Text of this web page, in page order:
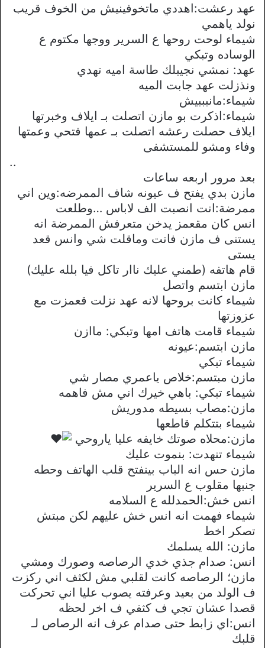
عهد رعشت:اهددي ماتخوفينيش من الخوف قريب
نولد ياهمي
شيماء لوحت روحها ع السرير ووجها مكتوم ع
الوساده وتبكي
عهد: نمشي نجيبلك طاسة اميه تهدي
ونذزلت عهد جابت الميه
شيماء:مانبببيش
شيماء:اذكرت بو مازن اتصلت بـ ايلاف وخبرتها
ايلاف حصلت رعشه اتصلت بـ عمها فتحي وعمتها
وفاء ومشو للمستشفى
..
بعد مرور اربعه ساعات
مازن بدي يفتح ف عيونه شاف الممرضه:وين اني
ممرضة:انت انصبت الف لاباس …وطلعت
انس كان مقعمز يدخن متعرفش الممرضة انه
يستنى ف مازن فاتت وماقلت شي وانس قعد
يستى
قام هاتفه (طمني عليك ناار تاكل فيا بلله عليك)
مازن ابتسم واتصل
شيماء كانت بروحها لانه عهد نزلت قعمزت مع
عزوزتها
شيماء قامت هاتف امها وتبكي: ماازن
مازن ابتسم:عيونه
شيماء تبكي
مازن مبتسم:خلاص ياعمري مصار شي
شيماء تبكي: باهي خيرك اني مش فاهمه
مازن:مصاب بسيطه مدوريش
شيماء بتتكلم قاطعها
مازن:محلاه صوتك خايفه عليا ياروحي
شيماء تنهدت: بنموت عليك
مازن حس انه الباب بينفتح قلب الهاتف وحطه
جنبها مقلوب ع السرير
انس خش:الحمدلله ع السلامه
شيماء فهمت انه انس خش عليهم لكن مبتش
تصكر اخط
مازن: الله يسلمك
انس: صدام جذي خدي الرصاصه وصورك ومشي
مازن؛ الرصاصه كانت لقلبي مش لكثف اني ركزت
ف الولد من بعيد وعرفته يصوب عليا اني تحركت
قصدا عشان تجي ف كثفي ف اخر لحظه
انس:اي زابط حتى صدام عرف انه الرصاص لـ
قلبك